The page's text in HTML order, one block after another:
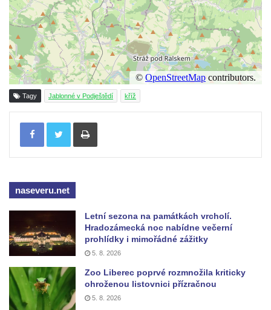
Centrální kříž hřbitova v Kozlech
Kříž východně od Oparna u cesty na Lovoš
Pamětní kříž na Lovoši
Kříž na rozcestí u domu čp. 49 ve Svojkově
Centrální kříž bývalého hřbitova v Horním
Chlumu
Kříž jižně od Prysku
Boží muka svatého Floriána v Mezné
Kříž u kostela Zvěstování Panny Marie v
Údajný kříž před kostelem svatých Petra a
Pavla v Jeníkově
Kříž na návsi v Jeníkově
Kříž na křižovatce v Teplické ulici v Lahošti
Kříž U Pěti lip na pastvině severovýchodně
Tagy Jablonné v Podještědí kříž
Tisknout
naseveru.net
Letní sezona na památkách vrcholí.
Hradozámecká noc nabídne večerní
prohlídky i mimořádné zážitky
5. 8. 2026
Zoo Liberec poprvé rozmnožila kriticky
ohroženou listovnici přízračnou
5. 8. 2026